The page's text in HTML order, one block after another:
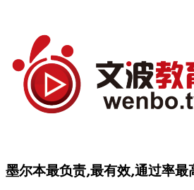
墨尔本最负责,最有效,通过率最